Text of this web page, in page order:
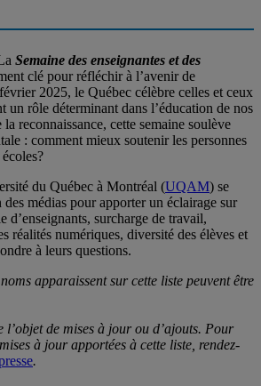
Semaine des enseignantes et des
clé pour réfléchir à l’avenir de
2025, le Québec célèbre celles et ceux
un rôle déterminant dans l’éducation de nos
reconnaissance, cette semaine soulève
: comment mieux soutenir les personnes
du Québec à Montréal (UQAM) se
médias pour apporter un éclairage sur
d’enseignants, surcharge de travail,
réalités numériques, diversité des élèves et
à leurs questions.
apparaissent sur cette liste peuvent être
de mises à jour ou d’ajouts. Pour
à jour apportées à cette liste, rendez-
.